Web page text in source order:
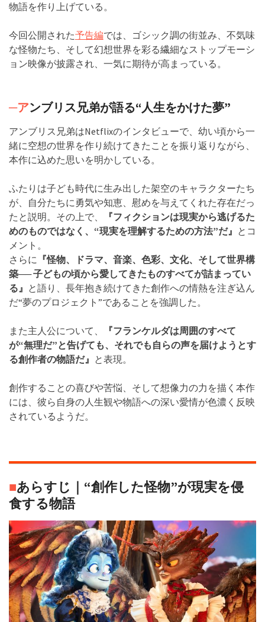
物語を作り上げている。
今回公開された予告編では、ゴシック調の街並み、不気味
な怪物たち、そして幻想世界を彩る繊細なストップモーシ
ョン映像が披露され、一気に期待が高まっている。
─アンブリス兄弟が語る“人生をかけた夢”
アンブリス兄弟はNetflixのインタビューで、幼い頃から一
緒に空想の世界を作り続けてきたことを振り返りながら、
本作に込めた思いを明かしている。
ふたりは子ども時代に生み出した架空のキャラクターたち
が、自分たちに勇気や知恵、慰めを与えてくれた存在だっ
たと説明。その上で、
『フィクションは現実から逃げるた
めのものではなく、“現実を理解するための方法”だ』 とコ
メント。
さらに 『怪物、ドラマ、音楽、色彩、文化、そして世界構
築── 子どもの頃から愛してきたものすべてが詰まってい
る』 と語り、長年抱き続けてきた創作への情熱を注ぎ込ん
だ“夢のプロジェクト”であることを強調した。
また主人公について、
『フランケルダは周囲のすべて
が“無理だ”と告げても、それでも自らの声を届けようとす
る創作者の物語だ』 と表現。
創作することの喜びや苦悩、そして想像力の力を描く本作
には、彼ら自身の人生観や物語への深い愛情が色濃く反映
されているようだ。
■あらすじ｜“創作した怪物”が現実を侵
食する物語